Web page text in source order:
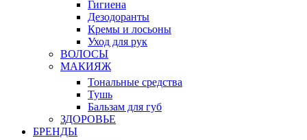
Гигиена
Дезодоранты
Кремы и лосьоны
Уход для рук
ВОЛОСЫ
МАКИЯЖ
Тональные средства
Тушь
Бальзам для губ
ЗДОРОВЬЕ
БРЕНДЫ